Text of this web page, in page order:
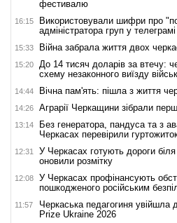
фестивалю
16:15
Використовували шифри про
адміністратора груп у
15:33 Війна забрала життя двох
15:20
До 14 тисяч доларів за втечу:
схему незаконного виїзду
14:44 Вічна пам'ять: пішла з життя
14:26 Аграрії Черкащини зібрали
13:14
Без генератора, пандуса та з
Черкасах перевірили
12:31
У Черкасах готують дороги
оновили розмітку
12:08
У Черкасах профінансують
пошкодженого російським
11:57
Черкаська педагогиня увійшла
Prize Ukraine 2026